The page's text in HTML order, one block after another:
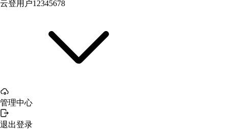
云登用户12345678
管理中心
退出登录